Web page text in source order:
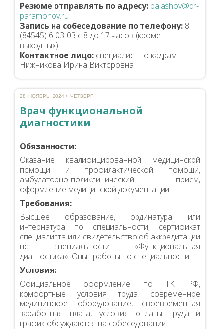
Резюме отправлять по адресу: balashov@dr-
paramonov.ru
Запись на собеседование по телефону: 8
(84545) 6-03-03 с 8 до 17 часов (кроме
выходных)
Контактное лицо: специалист по кадрам
Нижникова Ирина Викторовна
28 НОЯБРЬ 2024 / ЧЕТВЕРГ
Врач функциональной
диагностики
Обязанности:
Оказание квалифицированной медицинской
помощи и профилактической помощи,
амбулаторно-поликлинический прием,
оформление медицинской документации.
Требования:
Высшее образование, ординатура или
интернатура по специальности, сертификат
специалиста или свидетельство об аккредитации
по специальности «Функциональная
диагностика». Опыт работы по специальности.
Условия:
Официальное оформление по ТК РФ,
комфортные условия труда, современное
медицинское оборудование, своевременная
заработная плата, условия оплаты труда и
график обсуждаются на собеседовании.